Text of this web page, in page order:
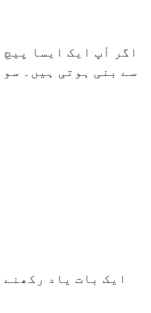
اگر آپ ایک ایسا
ایک بات یاد